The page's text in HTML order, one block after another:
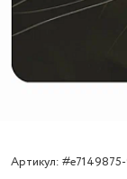
Артикул: